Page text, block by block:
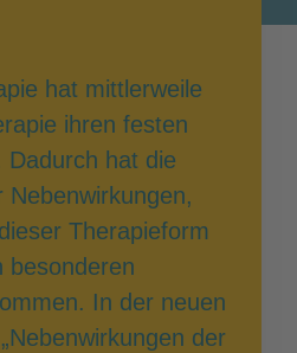
hat mittlerweile
ihren festen
Dadurch hat die
Nebenwirkungen,
Therapieform
besonderen
In der neuen
der